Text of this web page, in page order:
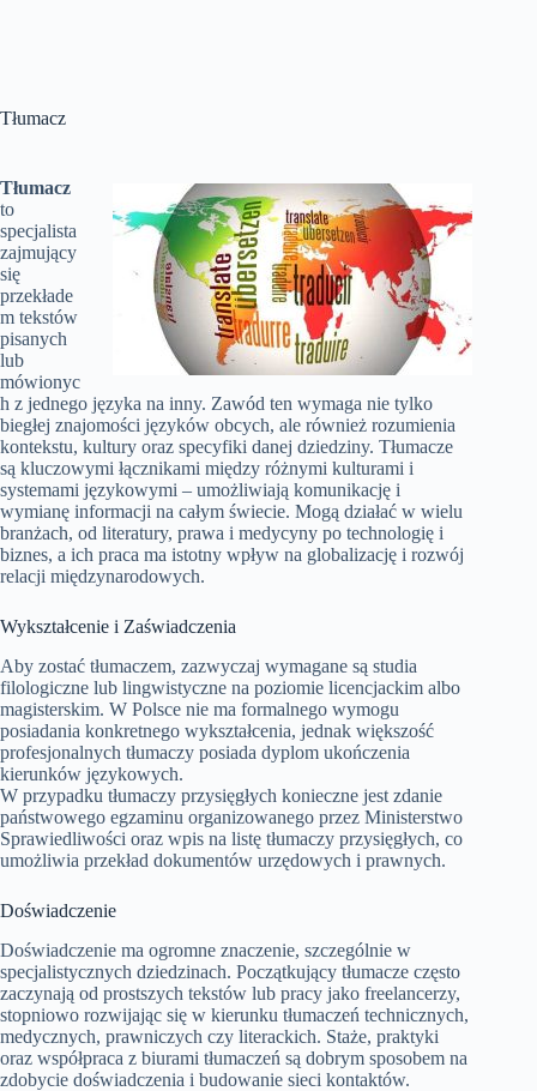
Tłumacz
Tłumacz
to
specjalista
zajmujący
się
przekłade
m tekstów
pisanych
lub
mówionyc
h z jednego języka na inny. Zawód ten wymaga nie tylko
biegłej znajomości języków obcych, ale również rozumienia
kontekstu, kultury oraz specyfiki danej dziedziny. Tłumacze
są kluczowymi łącznikami między różnymi kulturami i
systemami językowymi – umożliwiają komunikację i
wymianę informacji na całym świecie. Mogą działać w wielu
branżach, od literatury, prawa i medycyny po technologię i
biznes, a ich praca ma istotny wpływ na globalizację i rozwój
relacji międzynarodowych.
Wykształcenie i Zaświadczenia
Aby zostać tłumaczem, zazwyczaj wymagane są studia
filologiczne lub lingwistyczne na poziomie licencjackim albo
magisterskim. W Polsce nie ma formalnego wymogu
posiadania konkretnego wykształcenia, jednak większość
profesjonalnych tłumaczy posiada dyplom ukończenia
kierunków językowych.
W przypadku tłumaczy przysięgłych konieczne jest zdanie
państwowego egzaminu organizowanego przez Ministerstwo
Sprawiedliwości oraz wpis na listę tłumaczy przysięgłych, co
umożliwia przekład dokumentów urzędowych i prawnych.
Doświadczenie
Doświadczenie ma ogromne znaczenie, szczególnie w
specjalistycznych dziedzinach. Początkujący tłumacze często
zaczynają od prostszych tekstów lub pracy jako freelancerzy,
stopniowo rozwijając się w kierunku tłumaczeń technicznych,
medycznych, prawniczych czy literackich. Staże, praktyki
oraz współpraca z biurami tłumaczeń są dobrym sposobem na
zdobycie doświadczenia i budowanie sieci kontaktów.